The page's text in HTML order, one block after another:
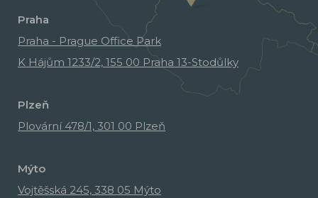
Praha
Praha - Prague Office Park
K Hájům 1233/2, 155 00 Praha 13-Stodůlky
Plzeň
Plovární 478/1, 301 00 Plzeň
Mýto
Vojtěšská 245, 338 05 Mýto